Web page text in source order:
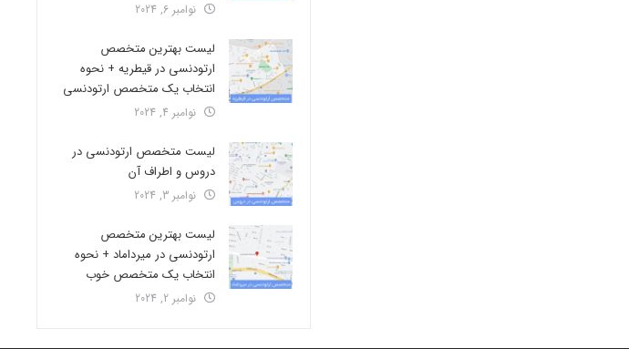
نوامبر 6, 2024
لیست بهترین متخصص
ارتودنسی در قیطریه + نحوه
انتخاب یک متخصص ارتودنسی
نوامبر 4, 2024
لیست متخصص ارتودنسی در
دروس و اطراف آن
نوامبر 3, 2024
لیست بهترین متخصص
ارتودنسی در میرداماد + نحوه
انتخاب یک متخصص خوب
نوامبر 2, 2024